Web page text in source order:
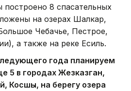
8 спасательных
на озерах Шалкар,
Чебачье, Пестрое,
а также на реке Есиль.
года планируем
5 в городах Жезказган,
Косшы, на берегу озера